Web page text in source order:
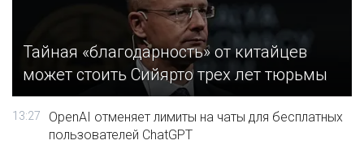
Тайная «благодарность» от китайцев
может стоить Сийярто трех лет тюрьмы
13:27
OpenAI отменяет лимиты на чаты для бесплатных
пользователей ChatGPT